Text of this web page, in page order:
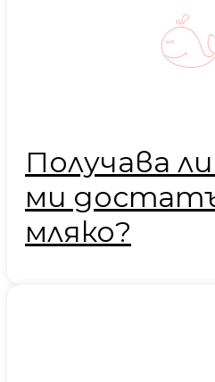
Получава
ми
мляко?